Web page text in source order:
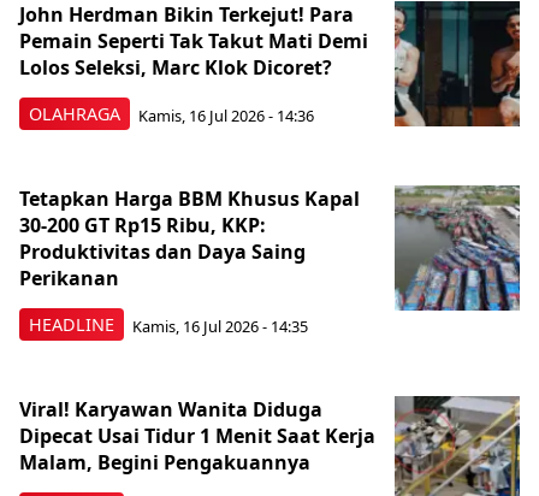
OLAHRAGA
John Herdman Bikin Terkejut! Para
Pemain Seperti Tak Takut Mati Demi
Lolos Seleksi, Marc Klok Dicoret?
Kamis, 16 Jul 2026 - 14:36
HEADLINE
Tetapkan Harga BBM Khusus Kapal
30-200 GT Rp15 Ribu, KKP:
Produktivitas dan Daya Saing
Perikanan
Kamis, 16 Jul 2026 - 14:35
Viral! Karyawan Wanita Diduga
Dipecat Usai Tidur 1 Menit Saat Kerja
Malam, Begini Pengakuannya